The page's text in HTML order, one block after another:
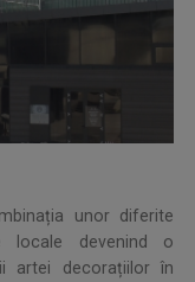
unor diferite
locale devenind o
artei decorațiilor în